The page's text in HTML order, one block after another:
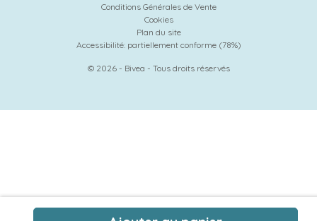
Conditions Générales de Vente
Cookies
Plan du site
Accessibilité: partiellement conforme (78%)
© 2026 - Bivea - Tous droits réservés